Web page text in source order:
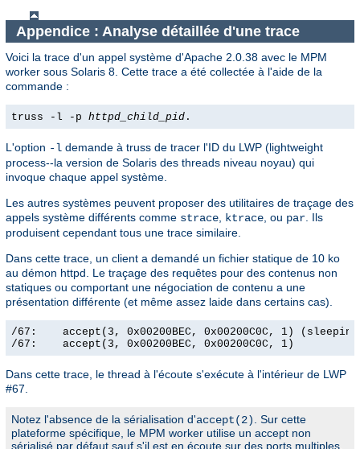
Appendice : Analyse détaillée d'une trace
Voici la trace d'un appel système d'Apache 2.0.38 avec le MPM
worker sous Solaris 8. Cette trace a été collectée à l'aide de la
commande :
truss -l -p httpd_child_pid .
L'option -l demande à truss de tracer l'ID du LWP (lightweight
process--la version de Solaris des threads niveau noyau) qui
invoque chaque appel système.
Les autres systèmes peuvent proposer des utilitaires de traçage des
appels système différents comme strace, ktrace, ou par. Ils
produisent cependant tous une trace similaire.
Dans cette trace, un client a demandé un fichier statique de 10 ko
au démon httpd. Le traçage des requêtes pour des contenus non
statiques ou comportant une négociation de contenu a une
présentation différente (et même assez laide dans certains cas).
/67:    accept(3, 0x00200BEC, 0x00200C0C, 1)
/67:    accept(3, 0x00200BEC, 0x00200C0C, 1)
Dans cette trace, le thread à l'écoute s'exécute à l'intérieur de LWP
#67.
Notez l'absence de la sérialisation d'accept(2). Sur cette
plateforme spécifique, le MPM worker utilise un accept non
sérialisé par défaut sauf s'il est en écoute sur des ports multiples.